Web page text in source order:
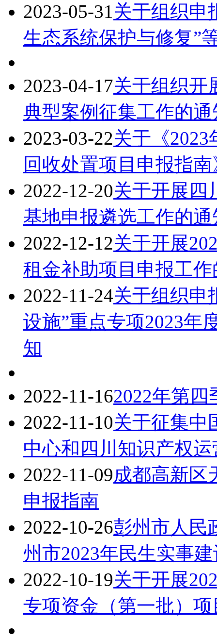
2023-05-31 关于组织申
生态系统保护与修复”
2023-04-17关于组织开
典型案例征集工作的通
2023-03-22关于《
回收处置项目申报指
2022-12-20关于开展四
基地申报遴选工作的通
2022-12-12关于开展
租金补助项目申报工
2022-11-24关于组织申
设施”重点专项2023年
知
2022-11-162022年第
2022-11-10关于征集中
中心和四川知识产权
2022-11-09成都高新区
申报指南
2022-10-26彭州市人民
州市2023年民生实事
2022-10-19关于开展
专项资金（第一批）